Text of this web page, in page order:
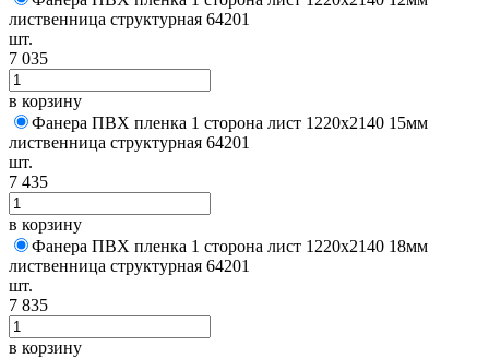
лиственница структурная 64201
шт.
7 035
в корзину
Фанера ПВХ пленка 1 сторона лист 1220х2140 15мм
лиственница структурная 64201
шт.
7 435
в корзину
Фанера ПВХ пленка 1 сторона лист 1220х2140 18мм
лиственница структурная 64201
шт.
7 835
в корзину